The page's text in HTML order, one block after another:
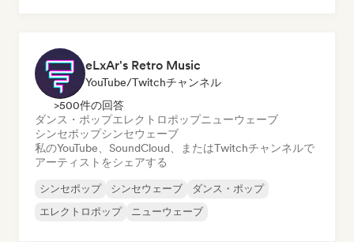
eLxAr's Retro Music
YouTube/Twitchチャンネル
>500件の回答
ダンス・ポップエレクトロポップニューウェーブ
シンセポップシンセウェーブ
私のYouTube、SoundCloud、またはTwitchチャンネルで
アーティストをシェアする
シンセポップ シンセウェーブ
ダンス・ポップ
エレクトロポップ
ニューウェーブ